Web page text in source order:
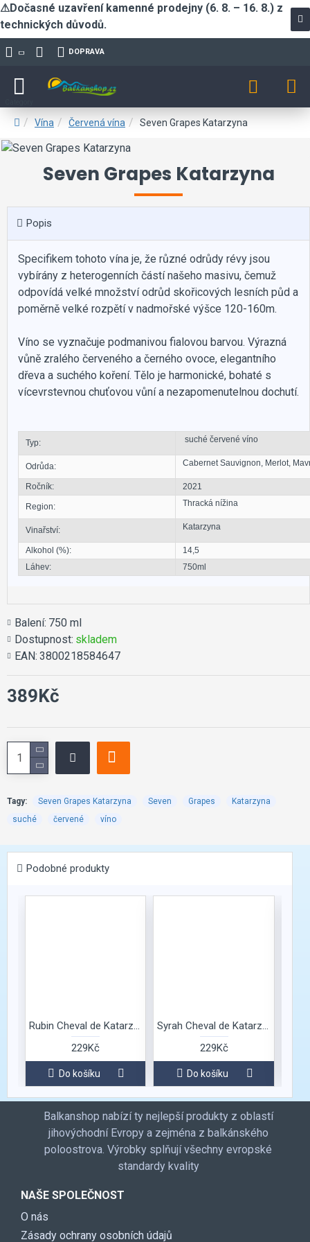
⚠Dočasné uzavření kamenné prodejny (6. 8. – 16. 8.) z
technických důvodů.
DOPRAVA
Vína Červená vína Seven Grapes Katarzyna
Seven Grapes Katarzyna
Popis
Specifikem tohoto vína je, že různé odrůdy révy jsou
vybírány z heterogenních částí našeho masivu, čemuž
odpovídá velké množství odrůd skořicových lesních půd a
poměrně velké rozpětí v nadmořské výšce 120-160m.
Víno se vyznačuje podmanivou fialovou barvou. Výrazná
vůně zralého červeného a černého ovoce, elegantního
dřeva a suchého koření. Tělo je harmonické, bohaté s
vícevrstevnou chuťovou vůní a nezapomenutelnou dochutí.
Typ: suché červené víno
Odrůda: Cabernet Sauvignon, Merlot,
Ročník: 2021
Region: Thracká nížina
Vinařství: Katarzyna
Alkohol (%):
14,5
Láhev:
750ml
Balení: 750 ml
Dostupnost: skladem
EAN: 3800218584647
389Kč
Tagy: Seven Grapes Katarzyna Seven Grapes
Katarzyna
suché
červené víno
Podobné produkty
Rubin Cheval de Katarzyna
229Kč
Do košíku
Syrah Cheval de Katarzyna
229Kč
Do košíku
Balkanshop nabízí ty nejlepší produkty z oblastí
jihovýchodní Evropy a zejména z balkánského
poloostrova. Výrobky splňují všechny evropské
standardy kvality
NAŠE SPOLEČNOST
O nás
Zásady ochrany osobních údajů